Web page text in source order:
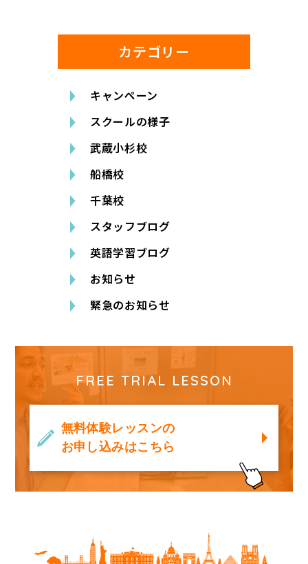
カテゴリー
キャンペーン
スクールの様子
武蔵小杉校
船橋校
千葉校
スタッフブログ
英語学習ブログ
お知らせ
緊急のお知らせ
FREE TRIAL LESSON
無料体験レッスンの
お申し込みはこちら